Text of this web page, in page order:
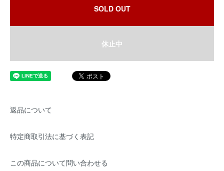
SOLD OUT
休止中
返品について
特定商取引法に基づく表記
この商品について問い合わせる